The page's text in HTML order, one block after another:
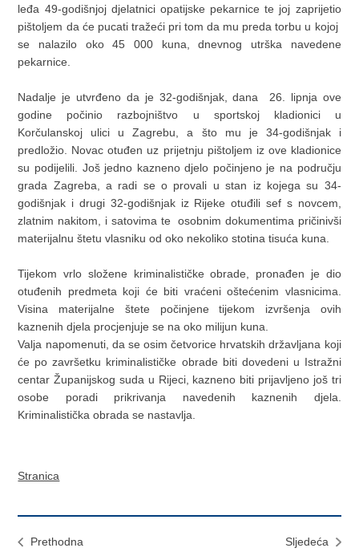
leđa 49-godišnjoj djelatnici opatijske pekarnice te joj zaprijetio
pištoljem da će pucati tražeći pri tom da mu preda torbu u kojoj
se nalazilo oko 45 000 kuna, dnevnog utrška navedene
pekarnice.
Nadalje je utvrđeno da je 32-godišnjak, dana 26. lipnja ove
godine počinio razbojništvo u sportskoj kladionici u
Korčulanskoj ulici u Zagrebu, a što mu je 34-godišnjak i
predložio. Novac otuđen uz prijetnju pištoljem iz ove kladionice
su podijelili. Još jedno kazneno djelo počinjeno je na području
grada Zagreba, a radi se o provali u stan iz kojega su 34-
godišnjak i drugi 32-godišnjak iz Rijeke otuđili sef s novcem,
zlatnim nakitom, i satovima te osobnim dokumentima pričinivši
materijalnu štetu vlasniku od oko nekoliko stotina tisuća kuna.
Tijekom vrlo složene kriminalističke obrade, pronađen je dio
otuđenih predmeta koji će biti vraćeni oštećenim vlasnicima.
Visina materijalne štete počinjene tijekom izvršenja ovih
kaznenih djela procjenjuje se na oko milijun kuna.
Valja napomenuti, da se osim četvorice hrvatskih državljana koji
će po završetku kriminalističke obrade biti dovedeni u Istražni
centar Županijskog suda u Rijeci, kazneno biti prijavljeno još tri
osobe poradi prikrivanja navedenih kaznenih djela.
Kriminalistička obrada se nastavlja.
Stranica
Prethodna
Sljedeća